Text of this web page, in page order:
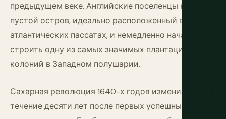
предыдущем веке. Английские поселенцы нашли
пустой остров, идеально расположенный в
атлантических пассатах, и немедленно начали
строить одну из самых значимых плантационных
колоний в Западном полушарии.
Сахарная революция 1640-х годов изменила все. В
течение десяти лет после первых успешных